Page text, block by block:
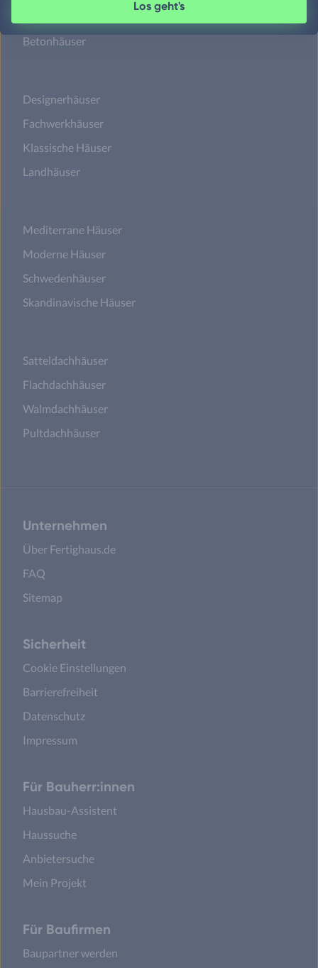
Betonhäuser
Designerhäuser
Fachwerkhäuser
Klassische Häuser
Landhäuser
Mediterrane Häuser
Moderne Häuser
Schwedenhäuser
Skandinavische Häuser
Satteldachhäuser
Flachdachhäuser
Walmdachhäuser
Pultdachhäuser
Unternehmen
Über Fertighaus.de
FAQ
Sitemap
Sicherheit
Cookie Einstellungen
Barrierefreiheit
Datenschutz
Impressum
Für Bauherr:innen
Hausbau-Assistent
Haussuche
Anbietersuche
Mein Projekt
Für Baufirmen
Baupartner werden
Los geht's